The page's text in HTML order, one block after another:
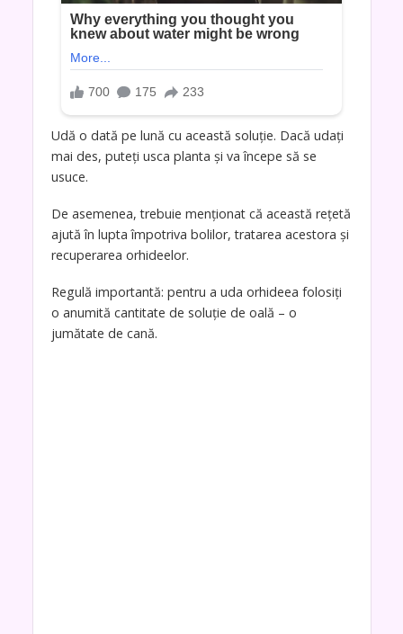
Udă o dată pe lună cu această soluție. Dacă udați
mai des, puteți usca planta și va începe să se
usuce.
De asemenea, trebuie menționat că această rețetă
ajută în lupta împotriva bolilor, tratarea acestora și
recuperarea orhideelor.
Regulă importantă: pentru a uda orhideea folosiți
o anumită cantitate de soluție de oală – o
jumătate de cană.